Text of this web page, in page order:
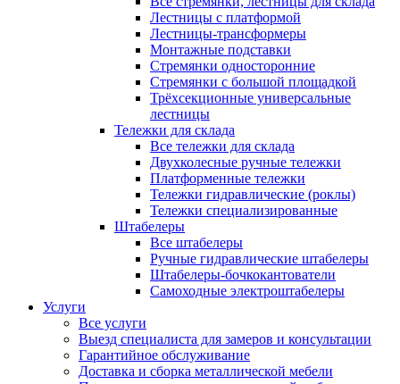
Лестницы с платформой
Лестницы-трансформеры
Монтажные подставки
Стремянки односторонние
Стремянки с большой площадкой
Трёхсекционные универсальные
лестницы
Тележки для склада
Все тележки для склада
Двухколесные ручные тележки
Платформенные тележки
Тележки гидравлические (роклы)
Тележки специализированные
Штабелеры
Все штабелеры
Ручные гидравлические штабелеры
Штабелеры-бочкокантователи
Самоходные электроштабелеры
Услуги
Все услуги
Выезд специалиста для замеров и консультации
Гарантийное обслуживание
Доставка и сборка металлической мебели